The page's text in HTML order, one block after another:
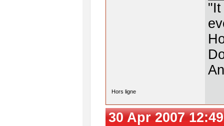
"It
Hors ligne
30 Apr 2007